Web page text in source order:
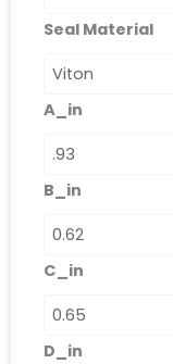
Seal Material
A_in
B_in
C_in
D_in